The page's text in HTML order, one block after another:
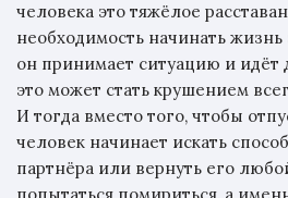
человека это тяжёлое
необходимость начинать
он принимает ситуацию и идёт
это может стать крушением
И тогда вместо того, чтобы
человек начинает искать
партнёра или вернуть его